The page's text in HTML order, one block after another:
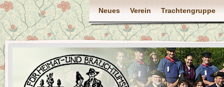
Neues Verein Trachtengruppe